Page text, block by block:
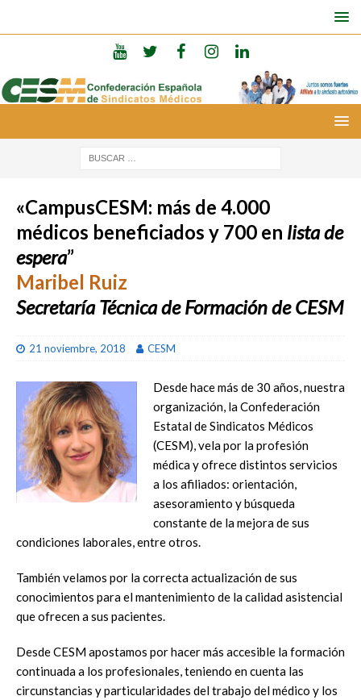
«CampusCESM: más de 4.000
médicos beneficiados y 700 en lista de
espera”
Maribel Ruiz
Secretaría Técnica de Formación de CESM
21 noviembre, 2018 CESM
Desde hace más de 30 años, nuestra
organización, la Confederación
Estatal de Sindicatos Médicos
(CESM), vela por la profesión
médica y ofrece distintos servicios
a los afiliados: orientación,
asesoramiento y búsqueda
constante de la mejora de sus
condiciones laborales, entre otros.
También velamos por la correcta actualización de sus
conocimientos para el mantenimiento de la calidad asistencial
que ofrecen a sus pacientes.
Desde CESM apostamos por hacer más accesible la formación
continuada a los profesionales, teniendo en cuenta las
circunstancias y particularidades del trabajo del médico y los